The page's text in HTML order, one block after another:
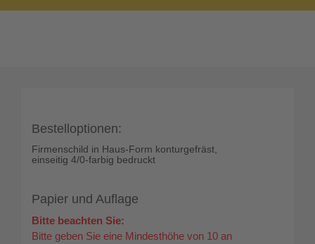
Bestelloptionen:
Firmenschild in Haus-Form konturgefräst,
einseitig 4/0-farbig bedruckt
Papier und Auflage
Bitte beachten Sie:
Bitte geben Sie eine Mindesthöhe von 10 an